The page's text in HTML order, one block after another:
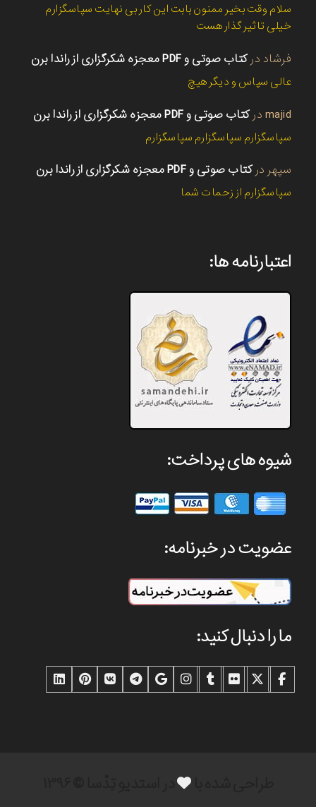
سلام وقت بخیر ممنون بابت این کار بی نهایت سپاسگزارم
خیلی تاثیر گذار هست
فرشاد درکتاب صوتی و PDF معجزه شکرگزاری از راندا برن
عالی سپاس و دیگر هیچ
majid درکتاب صوتی و PDF معجزه شکرگزاری از راندا برن
سپاسگزارم سپاسگزارم سپاسگزارم
سپهر درکتاب صوتی و PDF معجزه شکرگزاری از راندا برن
سپاسگزارم از زحمات شما
اعتبارنامه ها:
شیوه های پرداخت:
عضویت در خبرنامه:
ما را دنبال کنید:
طراحی شده با